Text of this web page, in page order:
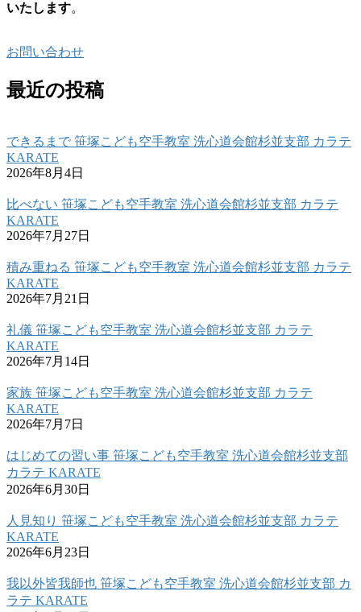
いたします。
お問い合わせ
最近の投稿
できるまで 笹塚こども空手教室 洗心道会館杉並支部 カラテ
KARATE
2026年8月4日
比べない 笹塚こども空手教室 洗心道会館杉並支部 カラテ
KARATE
2026年7月27日
積み重ねる 笹塚こども空手教室 洗心道会館杉並支部 カラテ
KARATE
2026年7月21日
礼儀 笹塚こども空手教室 洗心道会館杉並支部 カラテ
KARATE
2026年7月14日
家族 笹塚こども空手教室 洗心道会館杉並支部 カラテ
KARATE
2026年7月7日
はじめての習い事 笹塚こども空手教室 洗心道会館杉並支部
カラテ KARATE
2026年6月30日
人見知り 笹塚こども空手教室 洗心道会館杉並支部 カラテ
KARATE
2026年6月23日
我以外皆我師也 笹塚こども空手教室 洗心道会館杉並支部 カ
ラテ KARATE